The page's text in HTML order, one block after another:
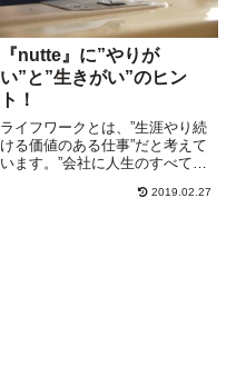
『nutte』に”やりが
い”と”生きがい”のヒン
ト！
ライフワークとは、”生涯やり続
ける価値のある仕事”だと考えて
います。”会社に人生のすべてを
いですが、人生そこでやりつくし
2019.02.27